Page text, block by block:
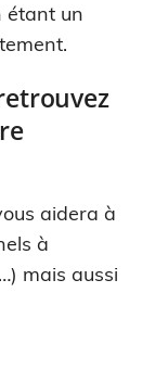
étant un
aidera à
à
mais aussi